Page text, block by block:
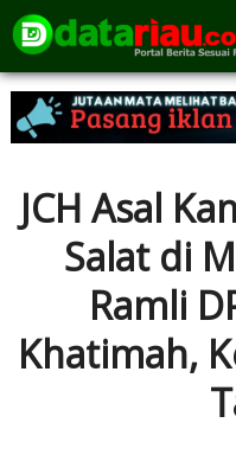
JCH Asal
Salat di
Ramli
Khatimah,